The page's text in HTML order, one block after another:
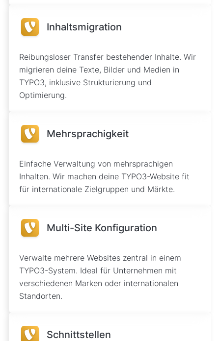
Inhaltsmigration
Reibungsloser Transfer bestehender Inhalte. Wir
migrieren deine Texte, Bilder und Medien in
TYPO3, inklusive Strukturierung und
Optimierung.
Mehrsprachigkeit
Einfache Verwaltung von mehrsprachigen
Inhalten. Wir machen deine TYPO3-Website fit
für internationale Zielgruppen und Märkte.
Multi-Site Konfiguration
Verwalte mehrere Websites zentral in einem
TYPO3-System. Ideal für Unternehmen mit
verschiedenen Marken oder internationalen
Standorten.
Schnittstellen